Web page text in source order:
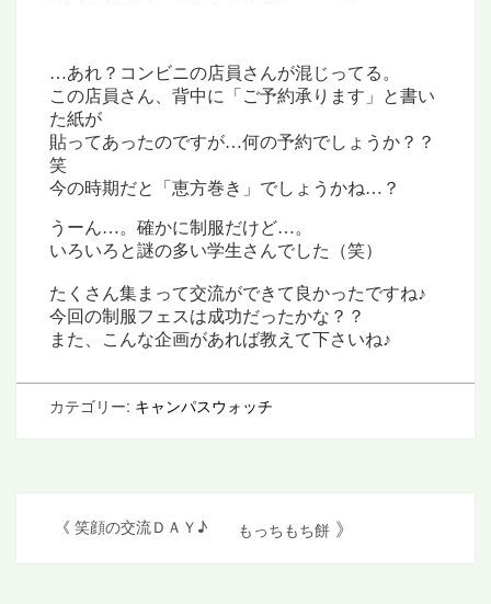
…あれ？コンビニの店員さんが混じってる。
この店員さん、背中に「ご予約承ります」と書い
た紙が
貼ってあったのですが…何の予約でしょうか？？
笑
今の時期だと「恵方巻き」でしょうかね…？
うーん…。確かに制服だけど…。
いろいろと謎の多い学生さんでした（笑）
たくさん集まって交流ができて良かったですね♪
今回の制服フェスは成功だったかな？？
また、こんな企画があれば教えて下さいね♪
カテゴリー: キャンパスウォッチ
《 笑顔の交流ＤＡＹ♪ もっちもち餅 》